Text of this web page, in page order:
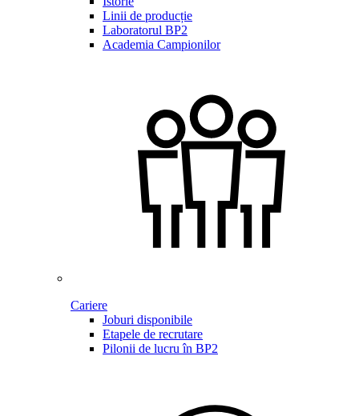
Linii de producție
Laboratorul BP2
Academia Campionilor
Cariere
Joburi disponibile
Etapele de recrutare
Pilonii de lucru în BP2